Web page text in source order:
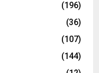
(196)
(36)
(107)
(144)